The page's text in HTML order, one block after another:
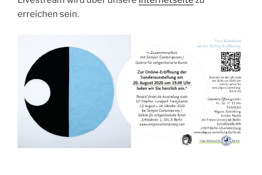
erreichen sein.